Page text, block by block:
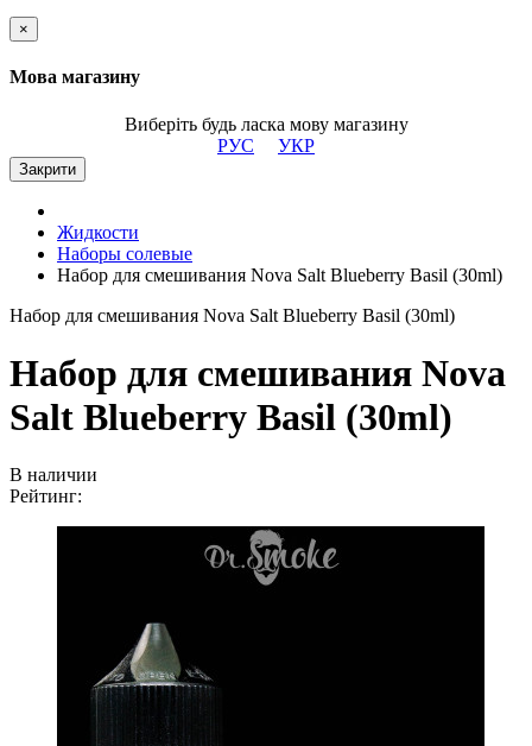
×
Мова магазину
Виберіть будь ласка мову магазину
РУС
УКР
Закрити
Жидкости
Наборы солевые
Набор для смешивания Nova Salt Blueberry Basil (30ml)
Набор для смешивания Nova Salt Blueberry Basil (30ml)
Набор для смешивания Nova
Salt Blueberry Basil (30ml)
В наличии
Рейтинг: